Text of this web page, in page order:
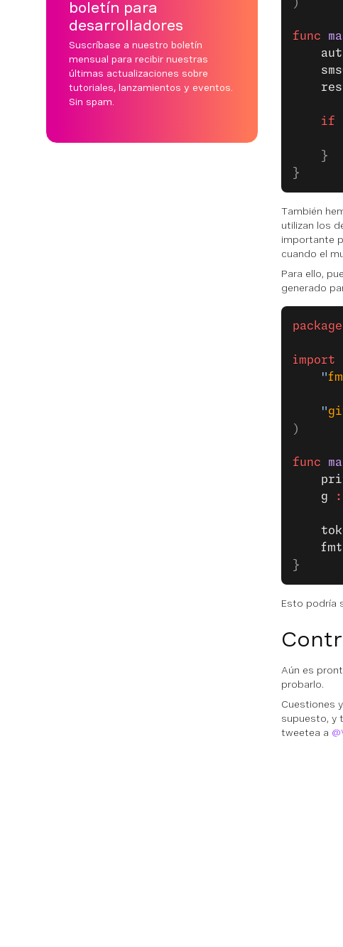
boletín para
desarrolladores
Suscríbase a nuestro boletín
mensual para recibir nuestras
últimas actualizaciones sobre
tutoriales, lanzamientos y eventos.
Sin spam.
func
	if
	}
}
También
utilizan los
importante
cuando el
Para ello,
generado
package
import
	"
	"
)
func
    g
    fmt
}
Esto podría
Aún es
probarlo.
Cuestiones
supuesto, y
tweetea a